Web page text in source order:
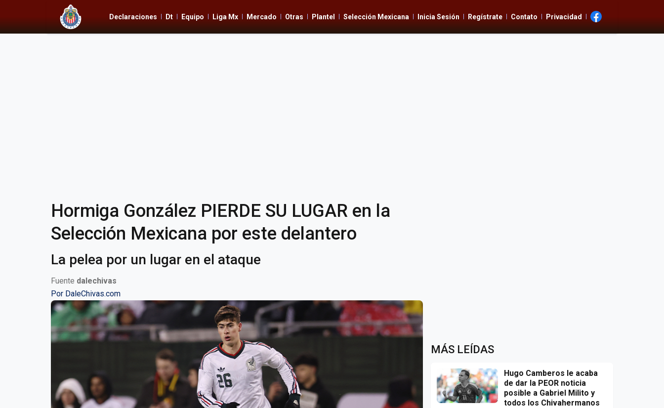
Declaraciones Dt Equipo Liga Mx Mercado Otras Plantel Selección Mexicana Inicia Sesión Regístrate Contato Privacidad
Hormiga González PIERDE SU LUGAR en la
Selección Mexicana por este delantero
La pelea por un lugar en el ataque
Fuente dalechivas
Por DaleChivas.com
MÁS LEÍDAS
Hugo Camberos le acaba
de dar la PEOR noticia
posible a Gabriel Milito y
todos los Chivahermanos